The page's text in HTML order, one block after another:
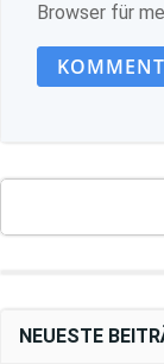
Browser für
NEUESTE